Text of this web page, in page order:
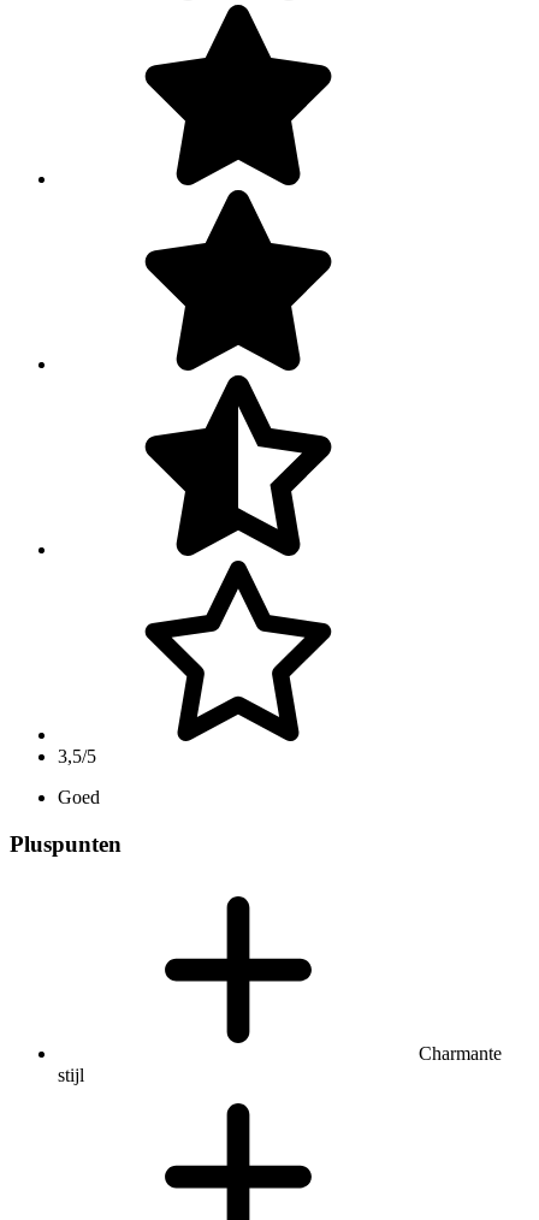
3,5/5
Goed
Pluspunten
Charmante
stijl